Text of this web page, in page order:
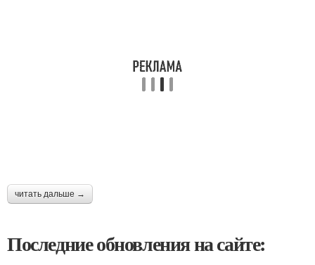
читать дальше →
Последние обновления на сайте: